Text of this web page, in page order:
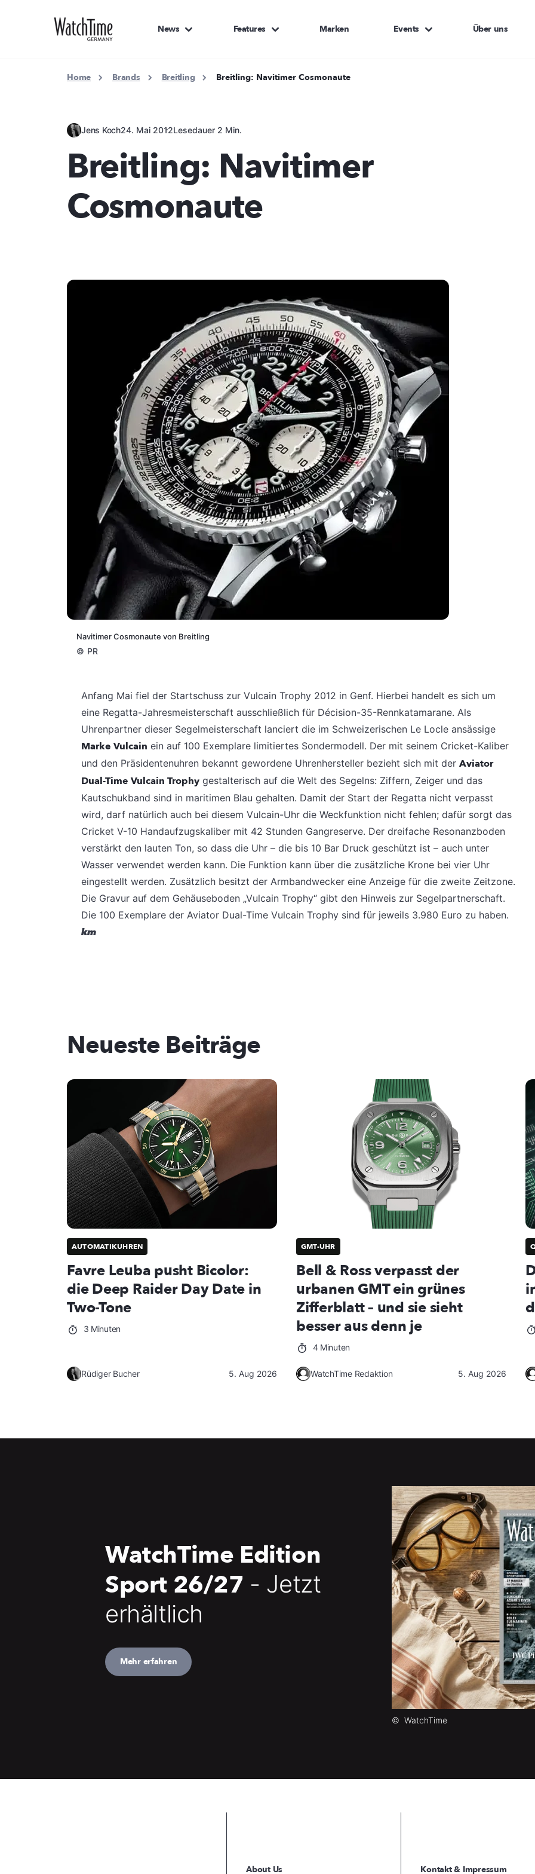
News Features Marken Events Über uns
Home Brands Breitling Breitling: Navitimer Cosmonaute
Jens Koch24. Mai 2012Lesedauer 2 Min.
Breitling: Navitimer
Cosmonaute
Navitimer Cosmonaute von Breitling
© PR
Anfang Mai fiel der Startschuss zur Vulcain Trophy 2012 in Genf. Hierbei handelt es sich um
eine Regatta-Jahresmeisterschaft ausschließlich für Décision-35-Rennkatamarane. Als
Uhrenpartner dieser Segelmeisterschaft lanciert die im Schweizerischen Le Locle ansässige
Marke Vulcain ein auf 100 Exemplare limitiertes Sondermodell. Der mit seinem Cricket-Kaliber
und den Präsidentenuhren bekannt gewordene Uhrenhersteller bezieht sich mit der Aviator
Dual-Time Vulcain Trophy gestalterisch auf die Welt des Segelns: Ziffern, Zeiger und das
Kautschukband sind in maritimen Blau gehalten. Damit der Start der Regatta nicht verpasst
wird, darf natürlich auch bei diesem Vulcain-Uhr die Weckfunktion nicht fehlen; dafür sorgt das
Cricket V-10 Handaufzugskaliber mit 42 Stunden Gangreserve. Der dreifache Resonanzboden
verstärkt den lauten Ton, so dass die Uhr – die bis 10 Bar Druck geschützt ist – auch unter
Wasser verwendet werden kann. Die Funktion kann über die zusätzliche Krone bei vier Uhr
eingestellt werden. Zusätzlich besitzt der Armbandwecker eine Anzeige für die zweite Zeitzone.
Die Gravur auf dem Gehäuseboden „Vulcain Trophy“ gibt den Hinweis zur Segelpartnerschaft.
Die 100 Exemplare der Aviator Dual-Time Vulcain Trophy sind für jeweils 3.980 Euro zu haben.
km
Neueste Beiträge
AUTOMATIKUHREN
Favre Leuba pusht Bicolor:
die Deep Raider Day Date in
Two-Tone
3 Minuten
Rüdiger Bucher 5. Aug 2026
GMT-UHR
Bell & Ross verpasst der
urbanen GMT ein grünes
Zifferblatt – und sie sieht
besser aus denn je
4 Minuten
WatchTime Redaktion 5. Aug 2026
© WatchTime
WatchTime Edition
Sport 26/27 - Jetzt
erhältlich
Mehr erfahren
About Us Kontakt & Impressum